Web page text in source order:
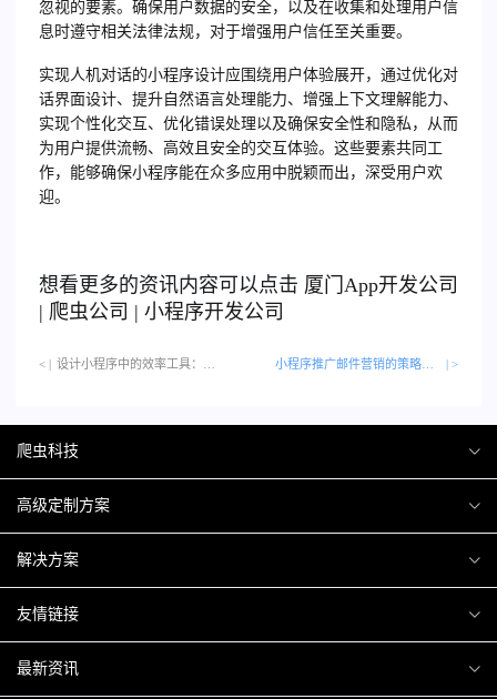
忽视的要素。确保用户数据的安全，以及在收集和处理用户信
息时遵守相关法律法规，对于增强用户信任至关重要。
实现人机对话的小程序设计应围绕用户体验展开，通过优化对
话界面设计、提升自然语言处理能力、增强上下文理解能力、
实现个性化交互、优化错误处理以及确保安全性和隐私，从而
为用户提供流畅、高效且安全的交互体验。这些要素共同工
作，能够确保小程序能在众多应用中脱颖而出，深受用户欢
迎。
想看更多的资讯内容可以点击 厦门 App开发公司
| 爬虫公司 | 小程序开发公司
< | | >
爬虫科技
爬虫案例
关于爬虫
高级定制方案
H5互动营销
微信小程序
解决方案
商城解决方案
商城会员积分商城解决方案
友情链接
厦门小程序开发
最新资讯